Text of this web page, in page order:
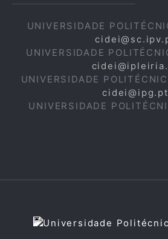
UNIVERSIDADE
UNIVERSIDADE
UNIVERSIDADE
cidei@ipg.pt
UNIVERSIDADE